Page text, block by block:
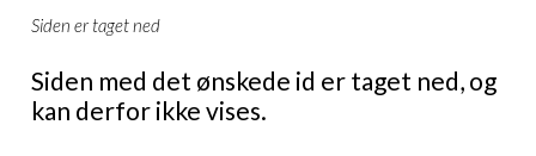
Siden er taget ned
Siden med det ønskede id er taget ned, og
kan derfor ikke vises.